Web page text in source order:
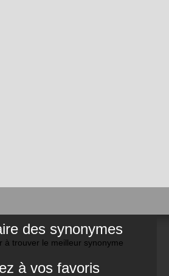
des synonymes
à trouver le meilleur synonyme
à vos favoris